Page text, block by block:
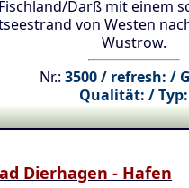
Darß mit einem
von Westen
Wustrow.
Nr.: 3500 / refresh: /
Qualität: / Typ:
Dierhagen - Hafen